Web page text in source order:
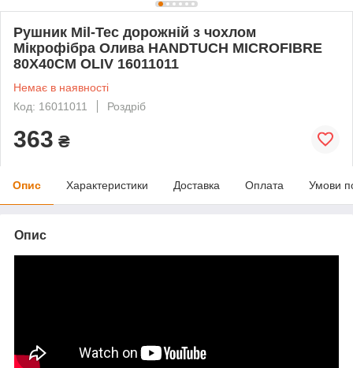
Рушник Mil-Tec дорожній з чохлом
Мікрофібра Олива HANDTUCH MICROFIBRE
80X40CM OLIV 16011011
Немає в наявності
Код: 16011011
Роздріб
363 ₴
Опис Характеристики Доставка Оплата Умови
Опис